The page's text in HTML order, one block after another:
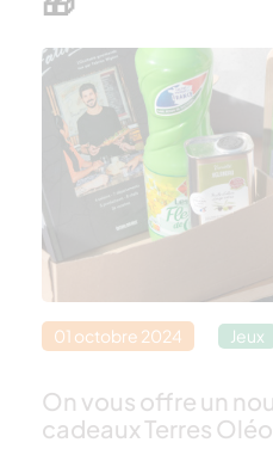
01 octobre 2024 Jeux
On vous offre un
cadeaux Terres